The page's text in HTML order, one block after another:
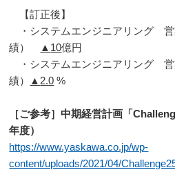
【訂正後】
・システムエンジニアリング 営
績）
▲ 10億円
・システムエンジニアリング 営
績）
▲ 2.0 %
［ご参考］中期経営計画「
年度）
https://www.yaskawa.co.jp/wp-
content/uploads/2021/04/